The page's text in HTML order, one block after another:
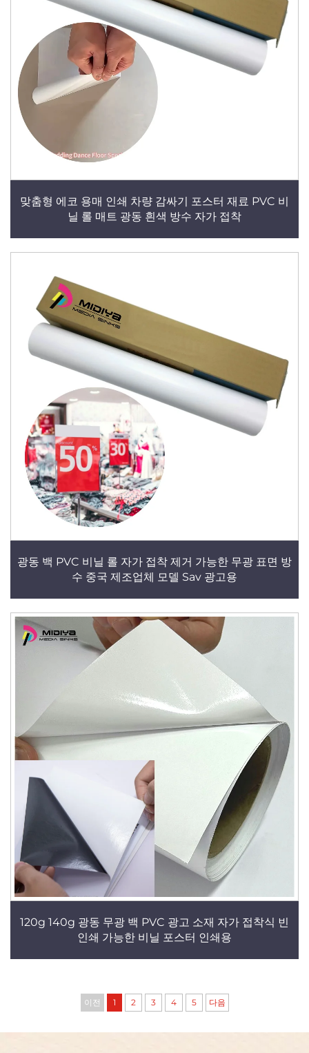
맞춤형 에코 용매 인쇄 차량 감싸기 포스터 재료 PVC 비
닐 롤 매트 광동 흰색 방수 자가 접착
광동 백 PVC 비닐 롤 자가 접착 제거 가능한 무광 표면 방
수 중국 제조업체 모델 Sav 광고용
120g 140g 광동 무광 백 PVC 광고 소재 자가 접착식 빈
인쇄 가능한 비닐 포스터 인쇄용
이전 1 2 3 4 5 다음